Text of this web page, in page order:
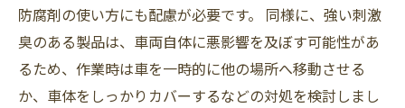
防腐剤の使い方にも配慮が必要です。 同様に、強い刺激
臭のある製品は、車両自体に悪影響を及ぼす可能性があ
るため、作業時は車を一時的に他の場所へ移動させる
か、車体をしっかりカバーするなどの対処を検討しまし